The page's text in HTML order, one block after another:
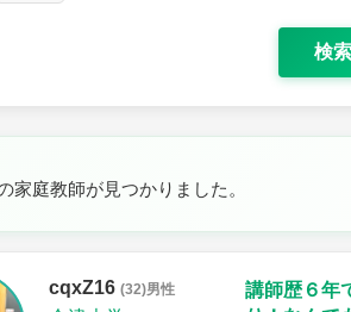
検索
家庭教師が見つかりました。
cqxZ16 (32)男性
講師歴６年